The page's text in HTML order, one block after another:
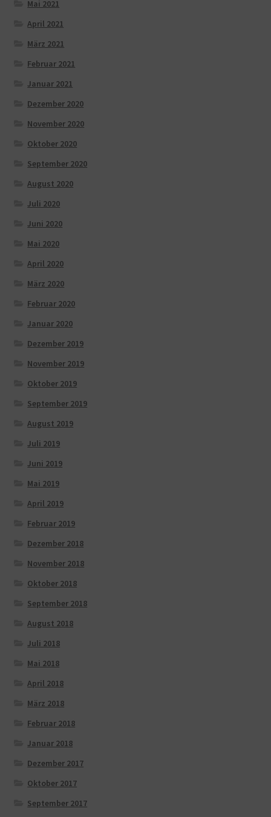
Mai 2021
April 2021
März 2021
Februar 2021
Januar 2021
Dezember 2020
November 2020
Oktober 2020
September 2020
August 2020
Juli 2020
Juni 2020
Mai 2020
April 2020
März 2020
Februar 2020
Januar 2020
Dezember 2019
November 2019
Oktober 2019
September 2019
August 2019
Juli 2019
Juni 2019
Mai 2019
April 2019
Februar 2019
Dezember 2018
November 2018
Oktober 2018
September 2018
August 2018
Juli 2018
Mai 2018
April 2018
März 2018
Februar 2018
Januar 2018
Dezember 2017
Oktober 2017
September 2017